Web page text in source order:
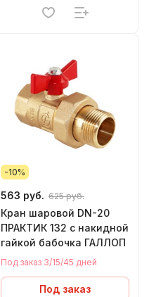
-10%
563 руб. 625 руб.
Кран шаровой DN-20
ПРАКТИК 132 с накидной
гайкой бабочка ГАЛЛОП
Под заказ 3/15/45 дней
Под заказ